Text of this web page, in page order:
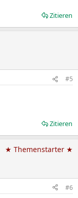
Zitieren
#5
Zitieren
★ Themenstarter ★
#6